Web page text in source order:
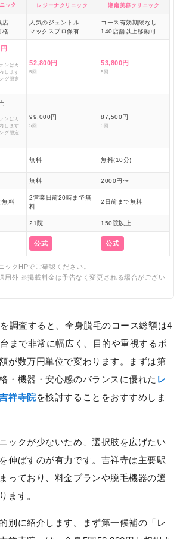
ック レジーナクリニック 湘南美容クリニック
店
格
人気のジェントル
マックスプロ保有
コース有効期限なし
140店舗以上移動可
ンはカ
します
グ限定
52,800円
5回
53,800円
5回
ンはカ
します
グ限定
99,000円
5回
87,500円
5回
無料 無料(10分)
無料 2000円〜
無料
2営業日前20時まで無
料
2日前まで無料
21院 150院以上
公式 公式
ックHPでご確認ください。
用外 ※掲載料金は予告なく変更される場合がござい
調査すると、全身脱毛のコース総額は4
まで非常に幅広く、目的や重視するポ
が数万円単位で変わります。まずは第
・機器・安心感のバランスに優れた レ
祥寺院を検討することをおすすめしま
ックが少ないため、選択肢を広げたい
伸ばすのが有力です。吉祥寺は主要駅
っており、料金プランや脱毛機器の選
ます。
別に紹介します。まず第一候補の「レ